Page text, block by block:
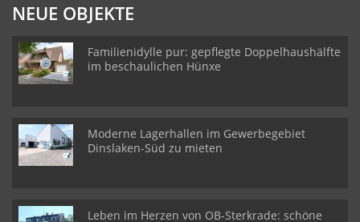
NEUE OBJEKTE
Familienidylle pur: gepflegte Doppelhaushälfte
im beschaulichen Hünxe
Moderne Lagerhallen im Gewerbegebiet
Dinslaken-Süd zu mieten
Leben im Herzen von OB-Sterkrade: schöne